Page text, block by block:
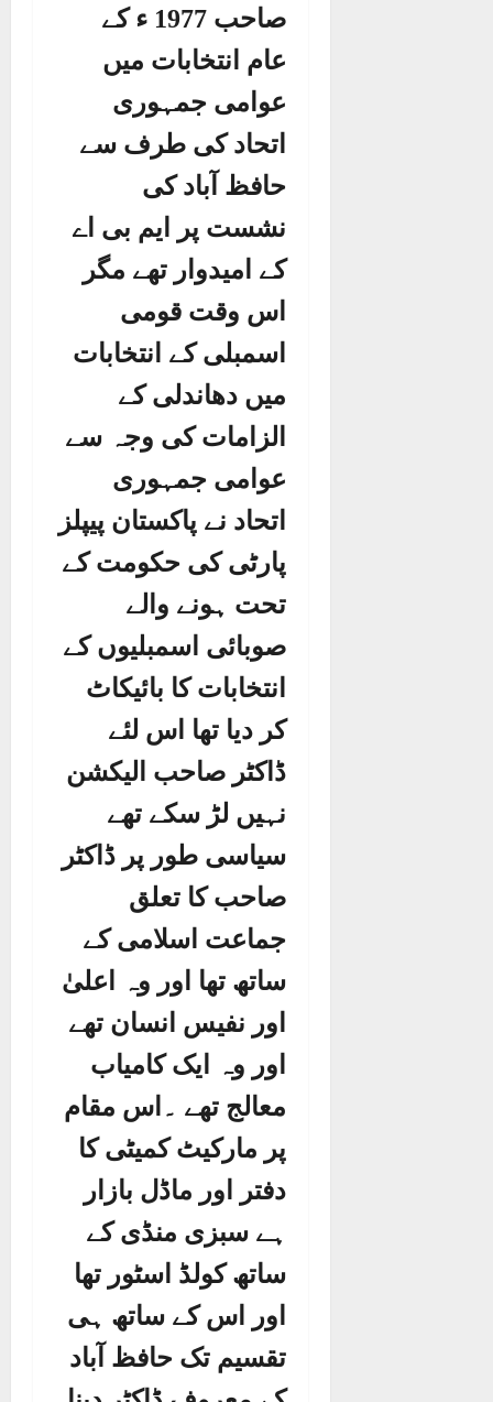
صاحب 1977 ء کے
عام انتخابات میں
عوامی جمہوری
اتحاد کی طرف سے
حافظ آباد کی
نشست پر ایم بی اے
کے امیدوار تھے مگر
اس وقت قومی
اسمبلی کے انتخابات
میں دھاندلی کے
الزامات کی وجہ سے
عوامی جمہوری
اتحاد نے پاکستان پیپلز
پارٹی کی حکومت کے
تحت ہونے والے
صوبائی اسمبلیوں کے
انتخابات کا بائیکاٹ
کر دیا تھا اس لئے
ڈاکٹر صاحب الیکشن
نہیں لڑ سکے تھے
سیاسی طور پر ڈاکٹر
صاحب کا تعلق
جماعت اسلامی کے
ساتھ تھا اور وہ اعلیٰ
اور نفیس انسان تھے
اور وہ ایک کامیاب
معالج تھے ۔اس مقام
پر مارکیٹ کمیٹی کا
دفتر اور ماڈل بازار
ہے سبزی منڈی کے
ساتھ کولڈ اسٹور تھا
اور اس کے ساتھ ہی
تقسیم تک حافظ آباد